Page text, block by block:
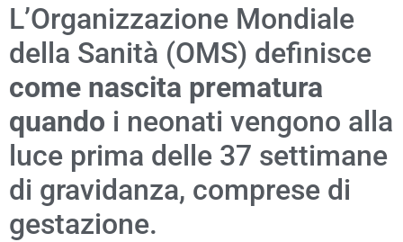
L’Organizzazione Mondiale
della Sanità (OMS) definisce
come nascita prematura
quando i neonati vengono alla
luce prima delle 37 settimane
di gravidanza, comprese di
gestazione.